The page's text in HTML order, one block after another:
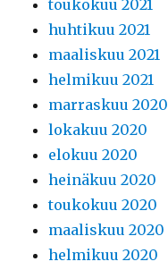
toukokuu 2021
huhtikuu 2021
maaliskuu 2021
helmikuu 2021
marraskuu 2020
lokakuu 2020
elokuu 2020
heinäkuu 2020
toukokuu 2020
maaliskuu 2020
helmikuu 2020